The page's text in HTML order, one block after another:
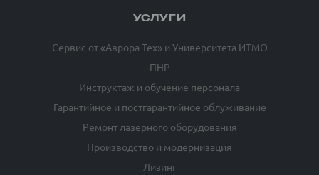
УСЛУГИ
Сервис от «Аврора Тех» и Университета ИТМО
ПНР
Инструктаж и обучение персонала
Гарантийное и постгарантийное облуживание
Ремонт лазерного оборудования
Производство и модернизация
Лизинг